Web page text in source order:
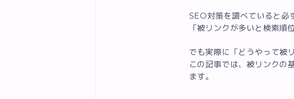
SEO対策を調べていると必
「被リンクが多いと検索順
でも実際に「どうやって被
この記事では、被リンク
ます。